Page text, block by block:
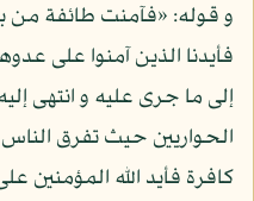
و قوله: «فآمنت طائفة من
فأيدنا الذين آمنوا على
إلى ما جرى عليه و انتهى
الحواريين حيث تفرق
كافرة فأيد الله المؤمنين